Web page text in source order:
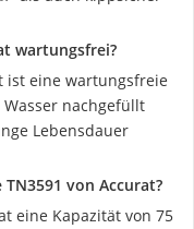
wartungsfrei?
ist eine wartungsfreie
Wasser nachgefüllt
Lebensdauer
von Accurat?
eine Kapazität von 75